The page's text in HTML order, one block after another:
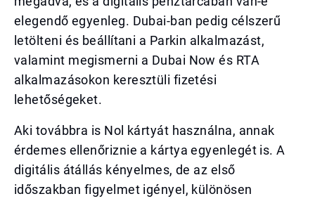
elegendő egyenleg. Dubai-ban pedig célszerű
letölteni és beállítani a Parkin alkalmazást,
valamint megismerni a Dubai Now és RTA
alkalmazásokon keresztüli fizetési
lehetőségeket.
Aki továbbra is Nol kártyát használna, annak
érdemes ellenőriznie a kártya egyenlegét is. A
digitális átállás kényelmes, de az első
időszakban figyelmet igényel, különösen